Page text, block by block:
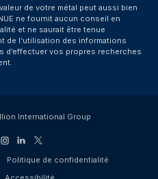
de votre métal peut aussi bien
ne fournit aucun conseil en
et ne saurait être tenue
de l’utilisation des informations
d’effectuer vos propres recherches
International Group
Politique de confidentialité